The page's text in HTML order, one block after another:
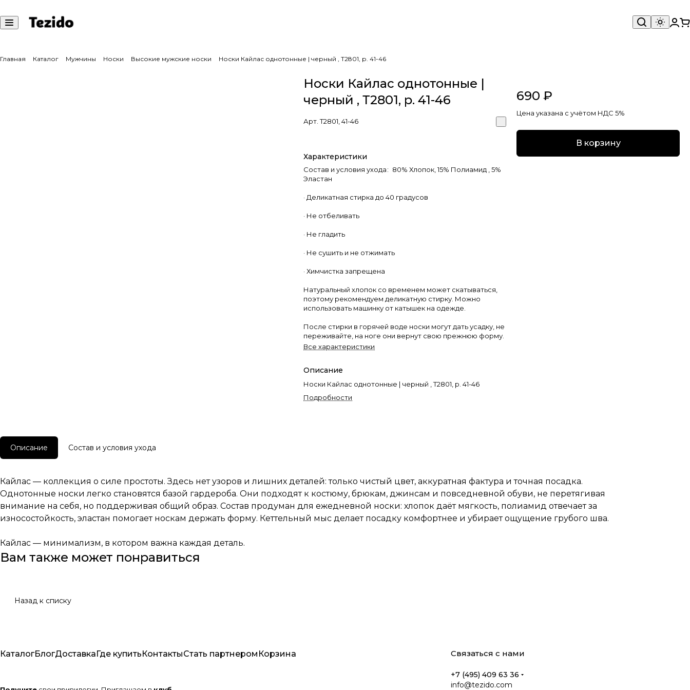
Главная Каталог Мужчины Носки Высокие мужские носки Носки Кайлас однотонные | черный , Т2801, р. 41-46
Носки Кайлас однотонные |
черный , Т2801, р. 41-46
Арт.Т2801, 41-46
Характеристики
Состав и условия ухода: 80% Хлопок, 15% Полиамид , 5%
Эластан
· Деликатная стирка до 40 градусов
· Не отбеливать
· Не гладить
· Не сушить и не отжимать
· Химчистка запрещена
Натуральный хлопок со временем может скатываться,
поэтому рекомендуем деликатную стирку. Можно
использовать машинку от катышек на одежде.
После стирки в горячей воде носки могут дать усадку, не
переживайте, на ноге они вернут свою прежнюю форму.
Все характеристики
Описание
Носки Кайлас однотонные | черный , Т2801, р. 41-46
Подробности
690 ₽
Цена указана с учётом НДС 5%
В корзину
Описание Состав и условия ухода
Кайлас — коллекция о силе простоты. Здесь нет узоров и лишних деталей: только чистый цвет, аккуратная фактура и точная посадка.
Однотонные носки легко становятся базой гардероба. Они подходят к костюму, брюкам, джинсам и повседневной обуви, не перетягивая
внимание на себя, но поддерживая общий образ. Состав продуман для ежедневной носки: хлопок даёт мягкость, полиамид отвечает за
износостойкость, эластан помогает носкам держать форму. Кеттельный мыс делает посадку комфортнее и убирает ощущение грубого шва.
Кайлас — минимализм, в котором важна каждая деталь.
Вам также может понравиться
Назад к списку
КаталогБлогДоставка Где купить КонтактыСтать партнером Корзина Связаться с нами
+7 (495) 409 63 36
info@tezido.com